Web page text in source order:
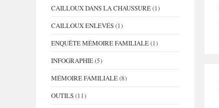
CAILLOUX DANS LA CHAUSSURE(1)
CAILLOUX ENLEVÉS(1)
ENQUÊTE MÉMOIRE FAMILIALE(1)
INFOGRAPHIE(5)
MÉMOIRE FAMILIALE(8)
OUTILS(11)